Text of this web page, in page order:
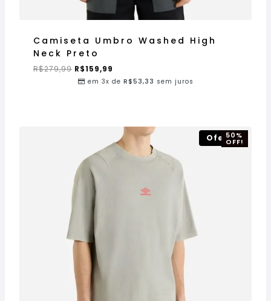
Camiseta Umbro Washed High
Neck Preto
R$279,99 R$159,99
em 3x de R$53,33 sem juros
Oferta!
50%
OFF!